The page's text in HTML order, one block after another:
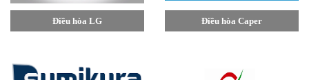
Điều hòa LG Điều hòa Caper